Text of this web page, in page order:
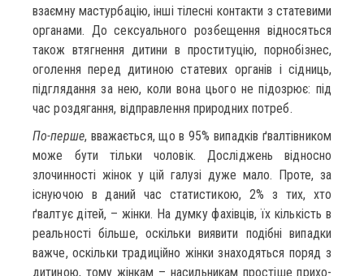
взаємну мастурбацію, інші тілесні контакти з статевими
органами. До сексуального розбещення відносяться
також втягнення дитини в проституцію, порнобізнес,
оголення перед дитиною статевих органів і сідниць,
підглядання за нею, коли вона цього не підозрює: під
час роздягання, відправлення природних потреб.
По-пер­ше, вважається, що в 95% випадків ґвалтівником
мо­же бу­ти тільки чоловік. Досліджень відносно
злочинності жінок у цій галузі ду­же ма­ло. Про­те, за
існуючою в да­ний час ста­тис­ти­кою, 2% з тих, хто
ґвалтує дітей, – жінки. На дум­ку фахівців, їх кількість в
реальності більше, оскільки ви­я­ви­ти подібні ви­пад­ки
важ­че, оскільки традиційно жінки зна­хо­дять­ся по­ряд з
ди­ти­ною, то­му жінкам – на­силь­ни­кам простіше при­хо­